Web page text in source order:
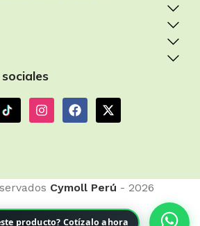
producto? Cotízalo ahora
Cymoll Perú - 2026